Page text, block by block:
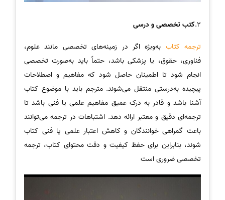
2. کتب تخصصی و درسی
ترجمه کتاب به‌ویژه اگر در زمینه‌های تخصصی مانند علوم،
فناوری، حقوق، یا پزشکی باشد، حتماً باید به‌صورت تخصصی
انجام شود تا اطمینان حاصل شود که مفاهیم و اصطلاحات
پیچیده به‌درستی منتقل می‌شوند. مترجم باید با موضوع کتاب
آشنا باشد و قادر به درک عمیق مفاهیم علمی یا فنی باشد تا
ترجمه‌ای دقیق و معتبر ارائه دهد. اشتباهات در ترجمه می‌توانند
باعث گمراهی خوانندگان و کاهش اعتبار علمی یا فنی کتاب
شوند، بنابراین برای حفظ کیفیت و دقت محتوای کتاب، ترجمه
تخصصی ضروری است